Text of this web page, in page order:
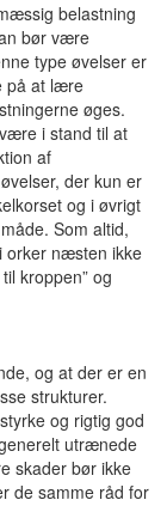
belastning
bør være
type øvelser er
på at lære
øges.
i stand til at
af
der kun er
og i øvrigt
Som altid,
orker næsten ikke
kroppen” og
og at der er en
strukturer.
og rigtig god
utrænede
skader bør ikke
de samme råd for